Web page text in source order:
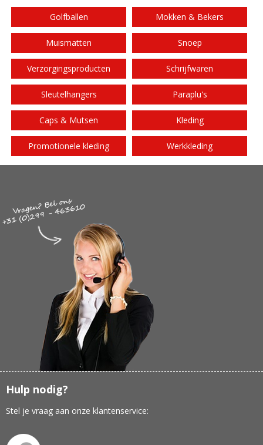
Golfballen Mokken & Bekers
Muismatten Snoep
Verzorgingsproducten Schrijfwaren
Sleutelhangers Paraplu's
Caps & Mutsen Kleding
Promotionele kleding Werkkleding
Hulp nodig?
Stel je vraag aan onze klantenservice: